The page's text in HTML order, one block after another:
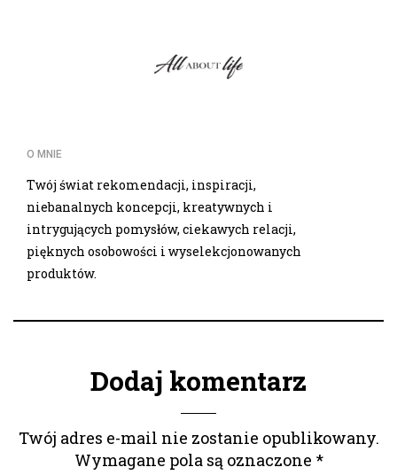
O MNIE
Twój świat rekomendacji, inspiracji,
niebanalnych koncepcji, kreatywnych i
intrygujących pomysłów, ciekawych relacji,
pięknych osobowości i wyselekcjonowanych
produktów.
Dodaj komentarz
Twój adres e-mail nie zostanie opublikowany.
Wymagane pola są oznaczone *